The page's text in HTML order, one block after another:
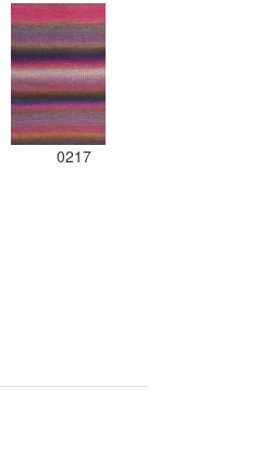
0217